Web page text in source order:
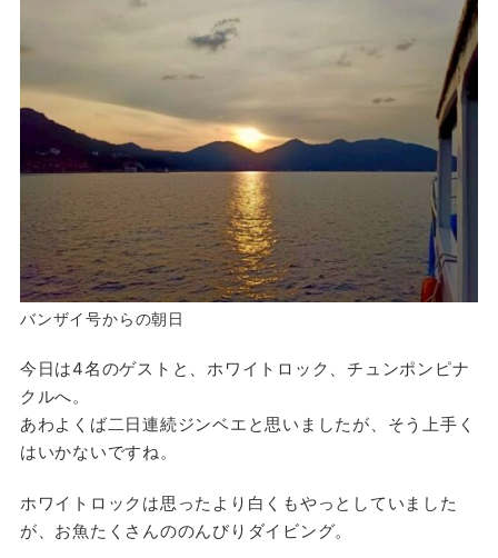
バンザイ号からの朝日
今日は4名のゲストと、ホワイトロック、チュンポンピナ
クルへ。
あわよくば二日連続ジンベエと思いましたが、そう上手く
はいかないですね。
ホワイトロックは思ったより白くもやっとしていました
が、お魚たくさんののんびりダイビング。